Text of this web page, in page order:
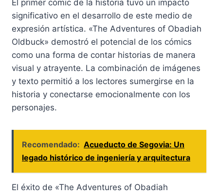
El primer cómic de la historia tuvo un impacto
significativo en el desarrollo de este medio de
expresión artística. «The Adventures of Obadiah
Oldbuck» demostró el potencial de los cómics
como una forma de contar historias de manera
visual y atrayente. La combinación de imágenes
y texto permitió a los lectores sumergirse en la
historia y conectarse emocionalmente con los
personajes.
Recomendado: Acueducto de Segovia: Un
legado histórico de ingeniería y arquitectura
El éxito de «The Adventures of Obadiah